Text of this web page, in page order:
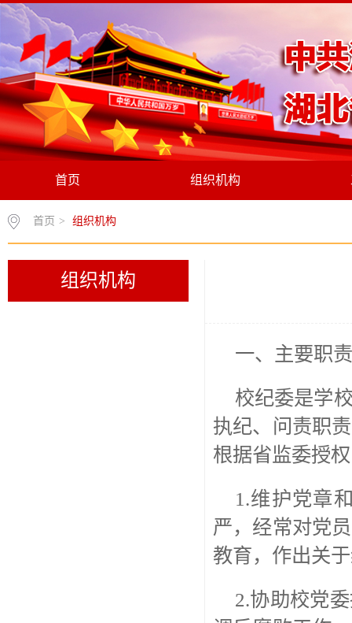
首页 组织机构
首页 > 组织机构
组织机构
一、主要职责
校纪委是学
执纪、问责职
根据省监委授
1.维护党章
严，经常对党
教育，作出关
2.协助校党